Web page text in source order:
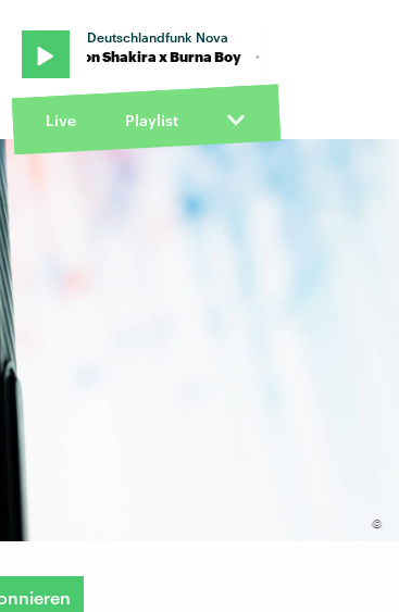
Deutschlandfunk Nova
Shakira x Burna Boy · "Dai Dai" von Shakira x Burna
Live Playlist
©